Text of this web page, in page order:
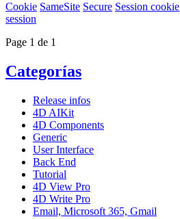
Cookie SameSite Secure Session cookie
session
Page 1 de 1
Categorías
Release infos
4D AIKit
4D Components
Generic
User Interface
Back End
Tutorial
4D View Pro
4D Write Pro
Email, Microsoft 365, Gmail